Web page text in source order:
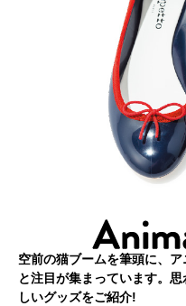
空前の猫ブームを筆頭に、
と注目が集まっています。
しいグッズをご紹介!